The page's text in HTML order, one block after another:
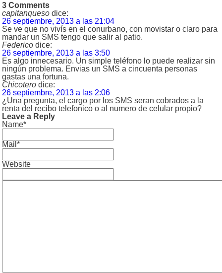
3 Comments
capitanqueso dice:
26 septiembre, 2013 a las 21:04
Se ve que no vivís en el conurbano, con movistar o claro para
mandar un SMS tengo que salir al patio.
Federico dice:
26 septiembre, 2013 a las 3:50
Es algo innecesario. Un simple teléfono lo puede realizar sin
ningún problema. Envias un SMS a cincuenta personas
gastas una fortuna.
Chicotero dice:
26 septiembre, 2013 a las 2:06
¿Una pregunta, el cargo por los SMS seran cobrados a la
renta del recibo telefonico o al numero de celular propio?
Leave a Reply
Name*
Mail*
Website